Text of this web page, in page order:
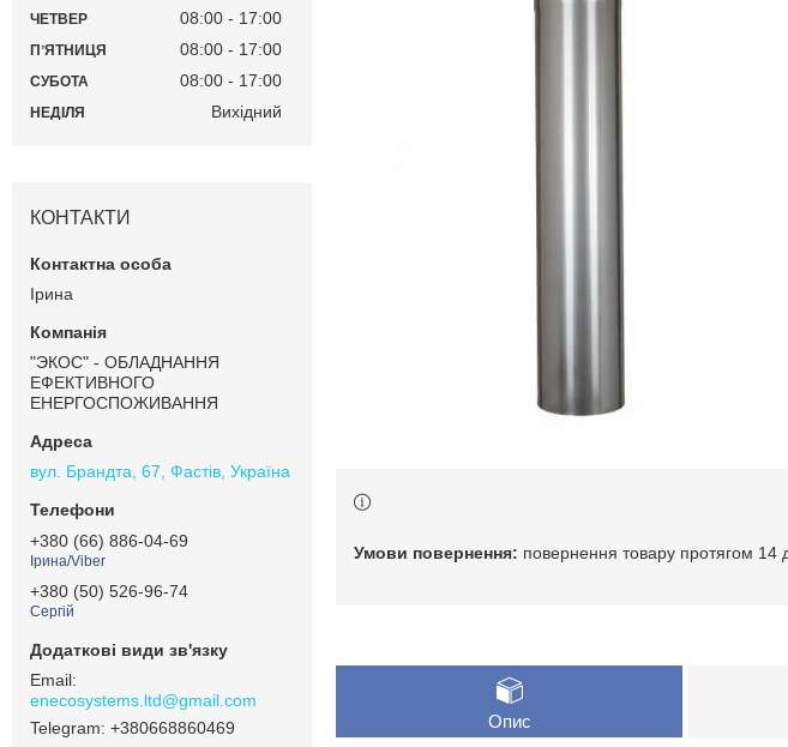
повернення товару протягом 14
Опис
ЧЕТВЕР 08:00 17:00
ПʼЯТНИЦЯ 08:00 17:00
СУБОТА 08:00 17:00
НЕДІЛЯ Вихідний
КОНТАКТИ
Ірина
"ЭКОС" - ОБЛАДНАННЯ
ЕФЕКТИВНОГО
ЕНЕРГОСПОЖИВАННЯ
вул. Брандта, 67, Фастів, Україна
+380 (66) 886-04-69
Ірина/Viber
+380 (50) 526-96-74
Сергій
enecosystems.ltd@gmail.com
+380668860469